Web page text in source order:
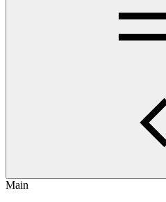
Main